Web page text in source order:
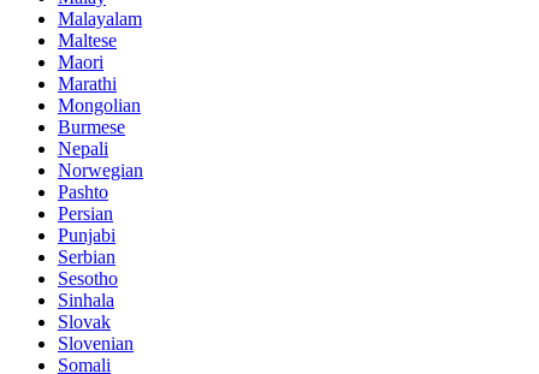
Malayalam
Maltese
Maori
Marathi
Mongolian
Burmese
Nepali
Norwegian
Pashto
Persian
Punjabi
Serbian
Sesotho
Sinhala
Slovak
Slovenian
Somali